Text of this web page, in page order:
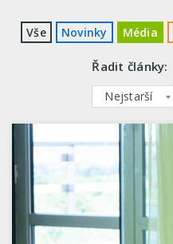
Vše Novinky Média
Řadit články:
Nejstarší